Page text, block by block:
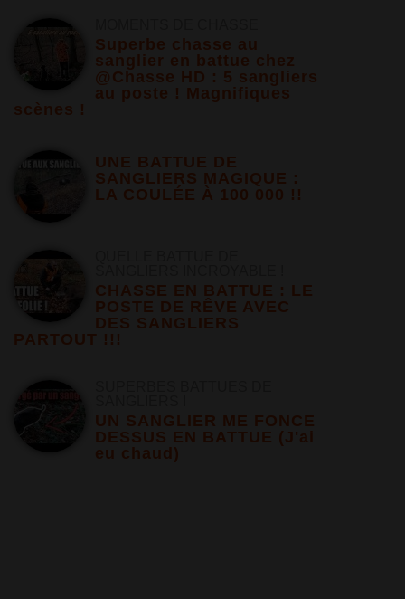
Superbe chasse au
sanglier en battue chez
@Chasse HD : 5 sangliers
au poste ! Magnifiques
scènes !
UNE BATTUE DE
SANGLIERS MAGIQUE :
LA COULÉE À 100 000 !!
CHASSE EN BATTUE : LE
POSTE DE RÊVE AVEC
DES SANGLIERS
PARTOUT !!!
UN SANGLIER ME FONCE
DESSUS EN BATTUE (J'ai
eu chaud)